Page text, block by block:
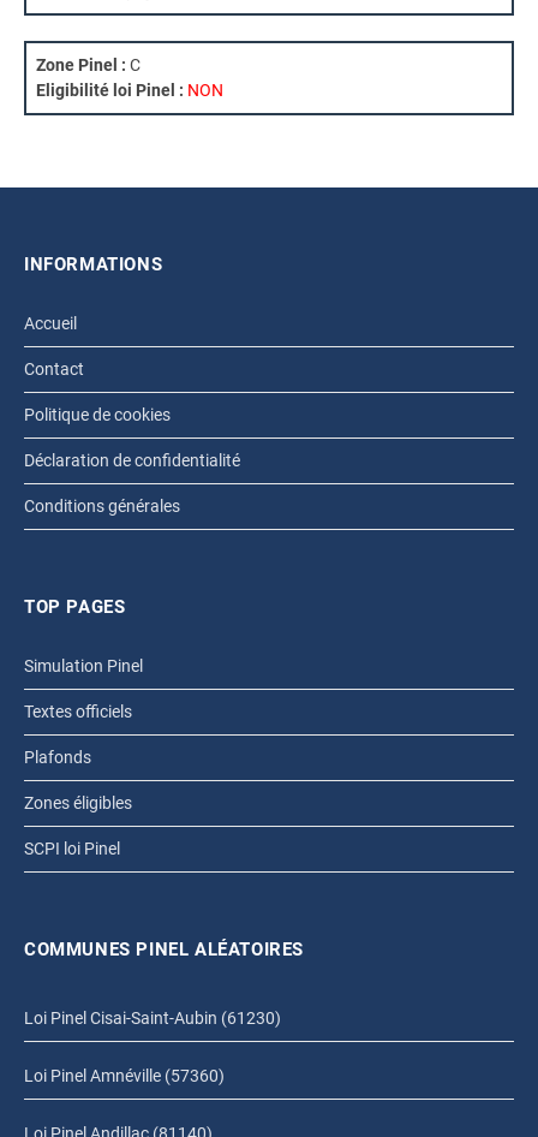
Zone Pinel : C
Eligibilité loi Pinel : NON
INFORMATIONS
Accueil
Contact
Politique de cookies
Déclaration de confidentialité
Conditions générales
TOP PAGES
Simulation Pinel
Textes officiels
Plafonds
Zones éligibles
SCPI loi Pinel
COMMUNES PINEL ALÉATOIRES
Loi Pinel Cisai-Saint-Aubin (61230)
Loi Pinel Amnéville (57360)
Loi Pinel Andillac (81140)